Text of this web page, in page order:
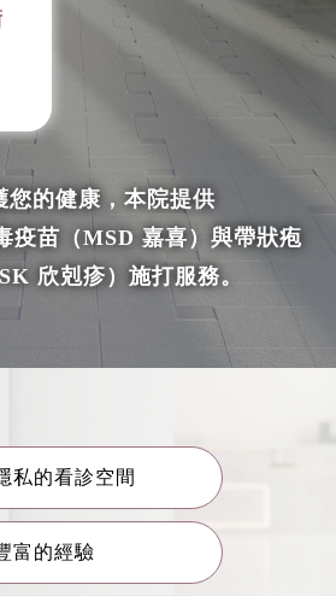
您的健康，本院提供
疫苗（MSD 嘉喜）與帶狀疱
欣剋疹）施打服務。
私的看診空間
富的經驗